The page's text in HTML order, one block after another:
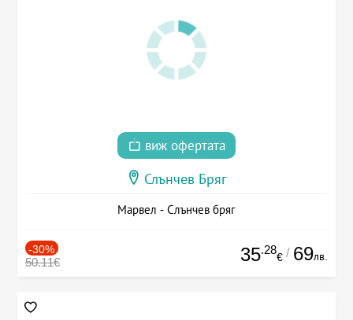
виж офертата
Слънчев Бряг
Марвел - Слънчев бряг
-30%
50.11€ 35.28
€ / 69лв.